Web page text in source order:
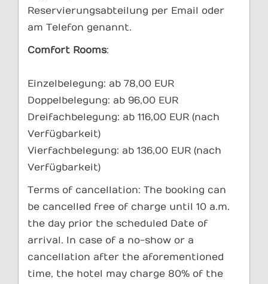
Reservierungsabteilung per Email oder
am Telefon genannt.
Comfort Rooms:
Einzelbelegung: ab 78,00 EUR
Doppelbelegung: ab 96,00 EUR
Dreifachbelegung: ab 116,00 EUR (nach
Verfügbarkeit)
Vierfachbelegung: ab 136,00 EUR (nach
Verfügbarkeit)
Terms of cancellation: The booking can
be cancelled free of charge until 10 a.m.
the day prior the scheduled Date of
arrival. In case of a no-show or a
cancellation after the aforementioned
time, the hotel may charge 80% of the